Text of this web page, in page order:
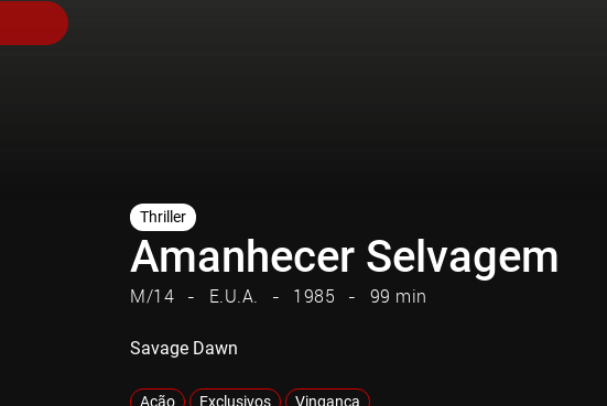
Thriller
Amanhecer Selvagem
M/14 E.U.A. 1985 99 min
Savage Dawn
Ação Exclusivos Vingança